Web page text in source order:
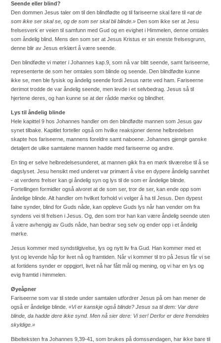
Seende eller blind?
Den dommen Jesus taler om til den blindfødte og til fariseerne skal føre til «at de
som ikke ser skal se, og de som ser skal bli blinde.» Den som ikke ser at Jesu
frelsesverk er veien til samfunn med Gud og en evighet i Himmelen, denne omtales
som åndelig blind. Mens den som ser at Jesus Kristus er sin eneste frelsesgrunn,
denne blir av Jesus erklært å være seende.
Den blindfødte vi møter i Johannes kap.9, som nå var blitt seende, samt fariseerne,
representerte de som her omtales som blinde og seende. Den blindfødte kunne
ikke se, men ble fysisk og åndelig seende fordi Jesus rørte ved ham. Fariseerne
derimot trodde de var åndelig seende, men levde i et selvbedrag. Jesus så til
hjertene deres, og han kunne se at der rådde mørke og blindhet.
Lys til åndelig blinde
Hele kapittel 9 hos Johannes handler om den blindfødte mannen som Jesus gav
synet tilbake. Kapitlet forteller også om hvilke reaksjoner denne helbredelsen
skapte hos fariseerne, mannens foreldre samt naboene. Johannes gjengir ganske
detaljert de ulike samtalene mannen hadde med fariseerne og andre.
En ting er selve helbredelsesunderet, at mannen gikk fra en mørk tilværelse til å se
dagslyset. Jesu hensikt med underet var primært å vise en dypere åndelig sannhet
- at verdens frelser kan gi åndelig syn og lys til de som er åndelige blinde.
Fortellingen formidler også alvoret at de som ser, tror de ser, kan ende opp som
åndelige blinde. Alt handler om hvilket forhold vi velger å ha til Jesus. Den dypest
falne synder, blind for Guds nåde, kan oppleve Guds lys når han vender om fra
syndens vei til frelsen i Jesus. Og, den som tror han kan være åndelig seende uten
å være avhengig av Guds nåde, han bedrar seg selv og ender opp i et åndelig
mørke.
Jesus kommer med syndstilgivelse, lys og nytt liv fra Gud. Han kommer med et
lyst og levende håp for livet nå og framtiden. Når vi kommer til tro på Jesus får vi se
at fortidens synder er oppgjort, livet nå har fått mål og mening, og vi har en lys og
evig framtid i himmelen.
Øyeåpner
Fariseerne som var til stede under samtalen utfordrer Jesus på om han mener de
også er åndelige blinde. «Vi er kanskje også blinde? Jesus sa til dem: Var dere
blinde, da hadde dere ikke synd. Men nå sier dere: Vi ser! Derfor er dere fremdeles
skyldige.»
Bibelteksten fra Johannes 9,39-41, som brukes på domssøndagen, har ikke bare til